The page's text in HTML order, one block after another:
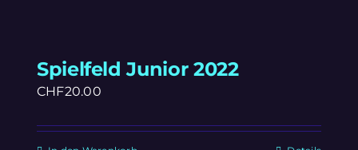
Spielfeld Junior 2022
CHF20.00